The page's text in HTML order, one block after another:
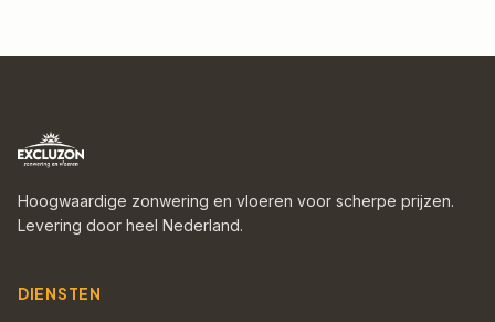
Hoogwaardige zonwering en vloeren voor scherpe prijzen.
Levering door heel Nederland.
DIENSTEN